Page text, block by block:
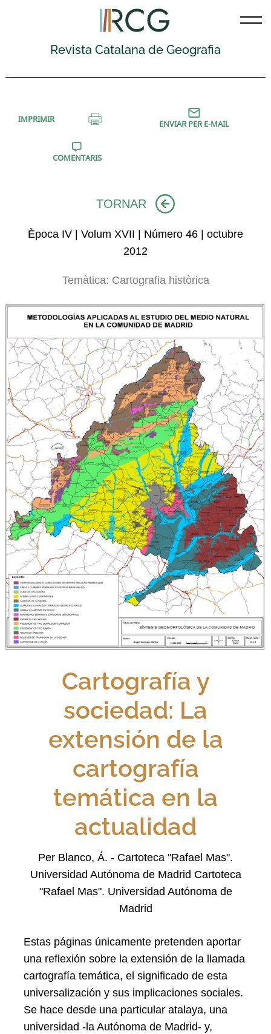
Revista Catalana de Geografia
IMPRIMIR ENVIAR PER E-MAIL
COMENTARIS
TORNAR
Època IV | Volum XVII | Número 46 | octubre
2012
Temàtica: Cartografia històrica
Cartografía y
sociedad: La
extensión de la
cartografía
temática en la
actualidad
Per Blanco, Á. - Cartoteca "Rafael Mas".
Universidad Autónoma de Madrid Cartoteca
"Rafael Mas". Universidad Autónoma de
Madrid
Estas páginas únicamente pretenden aportar
una reflexión sobre la extensión de la llamada
cartografía temática, el significado de esta
universalización y sus implicaciones sociales.
Se hace desde una particular atalaya, una
universidad -la Autónoma de Madrid- y,